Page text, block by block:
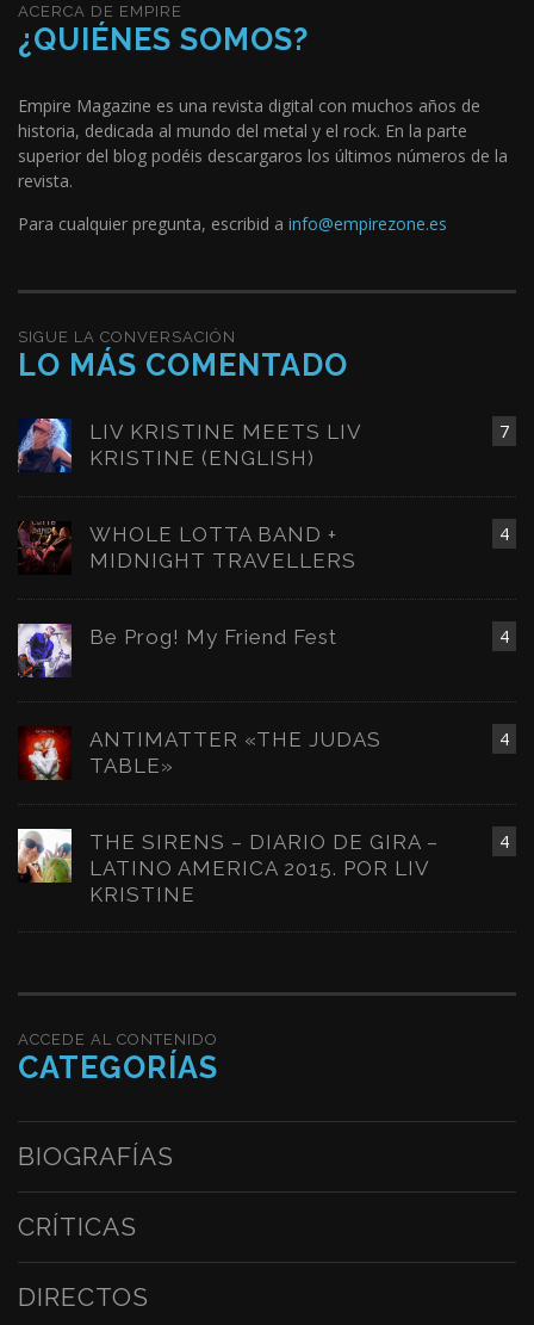
ACERCA DE EMPIRE
¿QUIÉNES SOMOS?
Empire Magazine es una revista digital con muchos años de
historia, dedicada al mundo del metal y el rock. En la parte
superior del blog podéis descargaros los últimos números de la
revista.
Para cualquier pregunta, escribid a info@empirezone.es
SIGUE LA CONVERSACIÓN
LO MÁS COMENTADO
7
LIV KRISTINE MEETS LIV
KRISTINE (ENGLISH)
4
WHOLE LOTTA BAND +
MIDNIGHT TRAVELLERS
4
Be Prog! My Friend Fest
4
ANTIMATTER «THE JUDAS
TABLE»
4
THE SIRENS – DIARIO DE GIRA –
LATINO AMERICA 2015. POR LIV
KRISTINE
ACCEDE AL CONTENIDO
CATEGORÍAS
BIOGRAFÍAS
CRÍTICAS
DIRECTOS